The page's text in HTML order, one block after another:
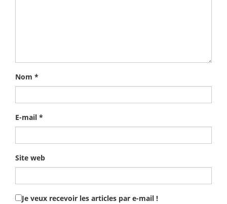
Nom *
E-mail *
Site web
Je veux recevoir les articles par e-mail !